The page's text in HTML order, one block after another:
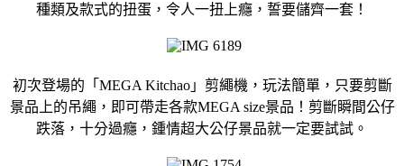
種類及款式的扭蛋，令人一扭上癮，誓要儲齊一套！
初次登場的「MEGA Kitchao」剪繩機，玩法簡單，只要剪斷
景品上的吊繩，即可帶走各款MEGA size景品！剪斷瞬間公仔
跌落，十分過癮，鍾情超大公仔景品就一定要試試。